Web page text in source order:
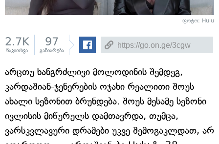
ფოტო: Hulu
2.7K
წაკითხვა
97
გაზიარება
არცთუ ხანგრძლივი მოლოდინის შემდეგ,
კარდაშიან-ჯენერების ოჯახი რეალითი შოუს
ახალი სეზონით ბრუნდება. შოუს მესამე სეზონი
ივლისის მიწურულს დამთავრდა, თუმცა,
ვარსკვლავური დრამები უკვე შემოგაკლდათ, არ